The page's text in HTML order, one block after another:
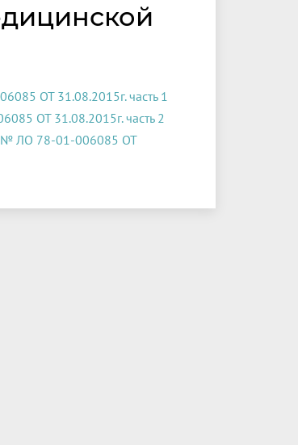
ОТ 31.08.2015г. часть 1
ОТ 31.08.2015г. часть 2
№ ЛО 78-01-006085 ОТ